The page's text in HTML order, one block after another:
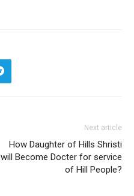
Next article
How Daughter of Hills Shristi
will Become Docter for service
of Hill People?